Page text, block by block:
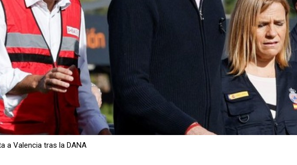
a Valencia tras la DANA